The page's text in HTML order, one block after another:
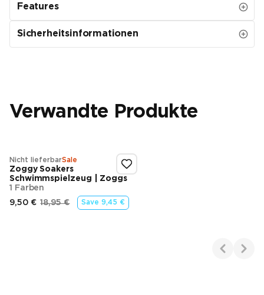
Features
Sicherheitsinformationen
Verwandte Produkte
Nicht lieferbarSale
Zoggy Soakers
Schwimmspielzeug | Zoggs
1 Farben
9,50 €
Endpreis
18,95 €
Ursprünglicher Preis
Save9,45 €